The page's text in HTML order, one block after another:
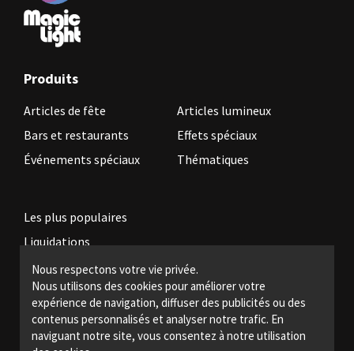
Nous respectons votre vie privée.
Nous utilisons des cookies pour améliorer votre
expérience de navigation, diffuser des publicités ou des
contenus personnalisés et analyser notre trafic. En
naviguant notre site, vous consentez à notre utilisation
Produits
Articles de fête
Articles lumineux
Bars et restaurants
Effets spéciaux
Événements spéciaux
Thématiques
Les plus populaires
Liquidations
Devenez revendeur
Politiques légales
Nous joindre